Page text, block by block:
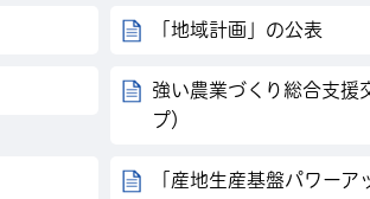
「地域計画」の公表
強い農業づくり総合支援
プ）
「産地生産基盤パワー